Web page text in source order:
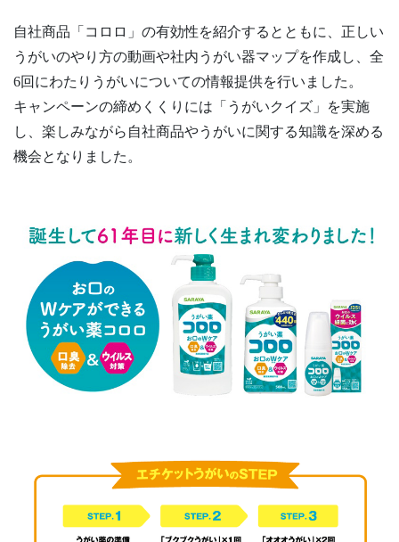
自社商品「コロロ」の有効性を紹介するとともに、正しい
うがいのやり方の動画や社内うがい器マップを作成し、全
6回にわたりうがいについての情報提供を行いました。
キャンペーンの締めくくりには「うがいクイズ」を実施
し、楽しみながら自社商品やうがいに関する知識を深める
機会となりました。